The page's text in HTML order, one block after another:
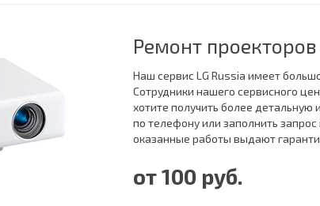
Ремонт проекторов
Наш сервис LG Russia имеет
Сотрудники нашего сервисного
хотите получить более
по телефону или заполнить
оказанные работы выдают
от 100 руб.